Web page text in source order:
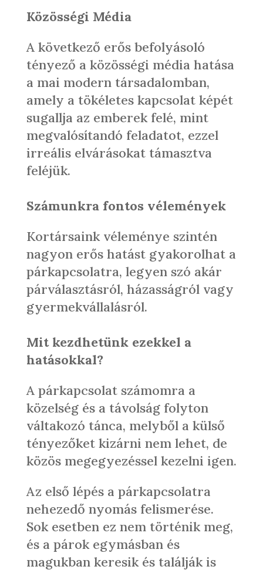
Közösségi Média
A következő erős befolyásoló
tényező a közösségi média hatása
a mai modern társadalomban,
amely a tökéletes kapcsolat képét
sugallja az emberek felé, mint
megvalósítandó feladatot, ezzel
irreális elvárásokat támasztva
feléjük.
Számunkra fontos vélemények
Kortársaink véleménye szintén
nagyon erős hatást gyakorolhat a
párkapcsolatra, legyen szó akár
párválasztásról, házasságról vagy
gyermekvállalásról.
Mit kezdhetünk ezekkel a
hatásokkal?
A párkapcsolat számomra a
közelség és a távolság folyton
váltakozó tánca, melyből a külső
tényezőket kizárni nem lehet, de
közös megegyezéssel kezelni igen.
Az első lépés a párkapcsolatra
nehezedő nyomás felismerése.
Sok esetben ez nem történik meg,
és a párok egymásban és
magukban keresik és találják is